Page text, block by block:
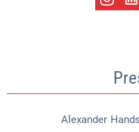
Alexander